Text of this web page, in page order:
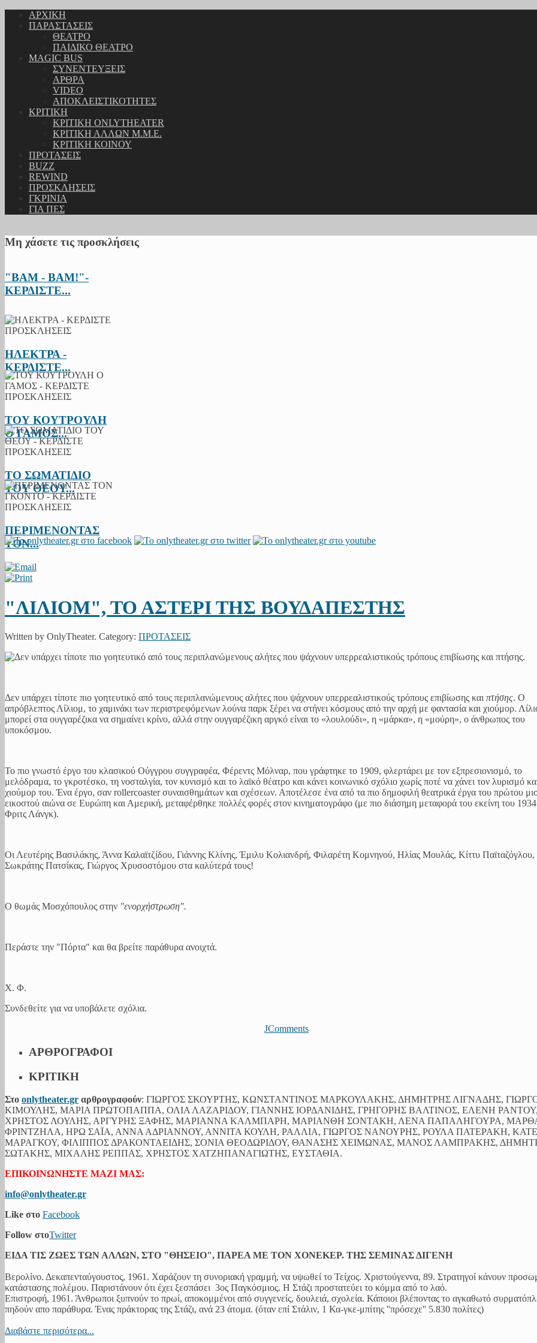
ΑΡΧΙΚΗ
ΠΑΡΑΣΤΑΣΕΙΣ
ΘΕΑΤΡΟ
ΠΑΙΔΙΚΟ ΘΕΑΤΡΟ
MAGIC BUS
ΣΥΝΕΝΤΕΥΞΕΙΣ
ΑΡΘΡΑ
VIDEO
ΑΠΟΚΛΕΙΣΤΙΚΟΤΗΤΕΣ
ΚΡΙΤΙΚΗ
ΚΡΙΤΙΚΗ ONLYTHEATER
ΚΡΙΤΙΚΗ ΑΛΛΩΝ Μ.Μ.Ε.
ΚΡΙΤΙΚΗ ΚΟΙΝΟΥ
ΠΡΟΤΑΣΕΙΣ
BUZZ
REWIND
ΠΡΟΣΚΛΗΣΕΙΣ
ΓΚΡΙΝΙΑ
ΓΙΑ ΠΕΣ
Μη χάσετε τις προσκλήσεις
"BAM - BAM!"-
ΚΕΡΔΙΣΤΕ...
ΗΛΕΚΤΡΑ -
ΚΕΡΔΙΣΤΕ...
ΤΟΥ ΚΟΥΤΡΟΥΛΗ
Ο ΓΑΜΟΣ...
ΤΟ ΣΩΜΑΤΙΔΙΟ
ΤΟΥ ΘΕΟΥ...
ΠΕΡΙΜΕΝΟΝΤΑΣ
ΤΟΝ...
"ΛΙΛΙΟΜ", ΤΟ ΑΣΤΕΡΙ ΤΗΣ ΒΟΥΔΑΠΕΣΤΗΣ
Written by OnlyTheater. Category: ΠΡΟΤΑΣΕΙΣ
Δεν υπάρχει τίποτε πιο γοητευτικό από τους περιπλανώμενους αλήτες που ψάχνουν υπερρεαλιστικούς τρόπους επιβίωσης και πτήσης. Ο
απρόβλεπτος Λίλιομ, το χαμινάκι των περιστρεφόμενων λούνα παρκ ξέρει να στήνει κόσμους από την αρχή με φαντασία και χιούμορ.
μπορεί στα ουγγαρέζικα να σημαίνει κρίνο, αλλά στην ουγγαρέζικη αργκό είναι το «λουλούδι», η «μάρκα», η «μούρη», ο άνθρωπος του
υποκόσμου.
Το πιο γνωστό έργο του κλασικού Ούγγρου συγγραφέα, Φέρεντς Μόλναρ, που γράφτηκε το 1909, φλερτάρει με τον εξπρεσιονισμό, το
μελόδραμα, το γκροτέσκο, τη νοσταλγία, τον κυνισμό και το λαϊκό θέατρο και κάνει κοινωνικό σχόλιο χωρίς ποτέ να χάνει τον λυρισμό
χιούμορ του. Ένα έργο, σαν rollercoaster συναισθημάτων και σχέσεων. Αποτέλεσε ένα από τα πιο δημοφιλή θεατρικά έργα του πρώτου
εικοστού αιώνα σε Ευρώπη και Αμερική, μεταφέρθηκε πολλές φορές στον κινηματογράφο (με πιο διάσημη μεταφορά του εκείνη του
Φριτς Λάνγκ).
Οι Λευτέρης Βασιλάκης, Άννα Καλαϊτζίδου, Γιάννης Κλίνης, Έμιλυ Κολιανδρή, Φιλαρέτη Κομνηνού, Ηλίας Μουλάς, Κίττυ Παϊταζόγλου,
Σωκράτης Πατσίκας, Γιώργος Χρυσοστόμου στα καλύτερά τους!
Ο θωμάς Μοσχόπουλος στην "ενορχήστρωση".
Περάστε την "Πόρτα" και θα βρείτε παράθυρα ανοιχτά.
Χ. Φ.
Συνδεθείτε για να υποβάλετε σχόλια.
JComments
ΑΡΘΡΟΓΡΑΦΟΙ
ΚΡΙΤΙΚΗ
Στο onlytheater.gr αρθρογραφούν: ΓΙΩΡΓΟΣ ΣΚΟΥΡΤΗΣ, ΚΩΝΣΤΑΝΤΙΝΟΣ ΜΑΡΚΟΥΛΑΚΗΣ, ΔΗΜΗΤΡΗΣ ΛΙΓΝΑΔΗΣ,
ΚΙΜΟΥΛΗΣ, ΜΑΡΙΑ ΠΡΩΤΟΠΑΠΠΑ, ΟΛΙΑ ΛΑΖΑΡΙΔΟΥ, ΓΙΑΝΝΗΣ ΙΟΡΔΑΝΙΔΗΣ, ΓΡΗΓΟΡΗΣ ΒΑΛΤΙΝΟΣ, ΕΛΕΝΗ ΡΑΝΤΟΥ,
ΧΡΗΣΤΟΣ ΛΟΥΛΗΣ, ΑΡΓΥΡΗΣ ΞΑΦΗΣ, ΜΑΡΙΑΝΝΑ ΚΑΛΜΠΑΡΗ, ΜΑΡΙΑΝΘΗ ΣΟΝΤΑΚΗ, ΛΕΝΑ ΠΑΠΑΛΗΓΟΥΡΑ,
ΦΡΙΝΤΖΗΛΑ, ΗΡΩ ΣΑΪΑ, ΑΝΝΑ ΑΔΡΙΑΝΝΟΥ, ΑΝΝΙΤΑ ΚΟΥΛΗ, ΡΑΛΛΙΑ, ΓΙΩΡΓΟΣ ΝΑΝΟΥΡΗΣ, ΡΟΥΛΑ ΠΑΤΕΡΑΚΗ,
ΜΑΡΑΓΚΟΥ, ΦΙΛΙΠΠΟΣ ΔΡΑΚΟΝΤΑΕΙΔΗΣ, ΣΟΝΙΑ ΘΕΟΔΩΡΙΔΟΥ, ΘΑΝΑΣΗΣ ΧΕΙΜΩΝΑΣ, ΜΑΝΟΣ ΛΑΜΠΡΑΚΗΣ,
ΣΩΤΑΚΗΣ, ΜΙΧΑΛΗΣ ΡΕΠΠΑΣ, ΧΡΗΣΤΟΣ ΧΑΤΖΗΠΑΝΑΓΙΩΤΗΣ, ΕΥΣΤΑΘΙΑ.
ΕΠΙΚΟΙΝΩΝΗΣΤΕ ΜΑΖΙ ΜΑΣ:
info@onlytheater.gr
Like στο Facebook
Follow στοTwitter
ΕΙΔΑ ΤΙΣ ΖΩΕΣ ΤΩΝ ΑΛΛΩΝ, ΣΤΟ "ΘΗΣΕΙΟ", ΠΑΡΕΑ ΜΕ ΤΟΝ ΧΟΝΕΚΕΡ. ΤΗΣ ΣΕΜΙΝΑΣ ΔΙΓΕΝΗ
Βερολίνο. Δεκαπενταύγουστος, 1961. Χαράζουν τη συνοριακή γραμμή, να υψωθεί το Τείχος. Χριστούγεννα, 89. Στρατηγοί κάνουν
κατάστασης πολέμου. Παριστάνουν ότι έχει ξεσπάσει 3ος Παγκόσμιος. Η Στάζι προστατεύει το κόμμα από το λαό.
Επιστροφή, 1961. Άνθρωποι ξυπνούν το πρωί, αποκομμένοι από συγγενείς, δουλειά, σχολεία. Κάποιοι βλέποντας το αγκαθωτό
πηδούν απο παράθυρα. Ένας πράκτορας της Στάζι, ανά 23 άτομα. (όταν επί Στάλιν, 1 Κα-γκε-μπίτης ''πρόσεχε'' 5.830 πολίτες)
Διαβάστε περισότερα...